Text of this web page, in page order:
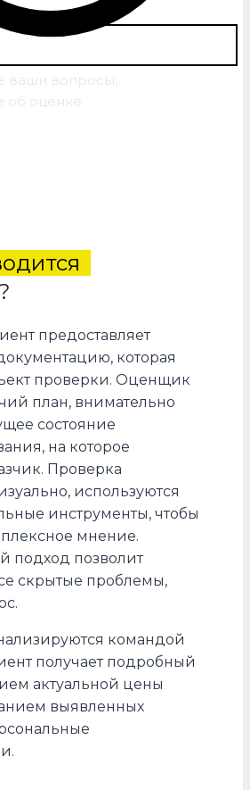
ваши вопросы,
об оценке
предоставляет
которая
проверки. Оценщик
план, внимательно
состояние
на которое
Проверка
используются
инструменты, чтобы
мнение.
подход позволит
скрытые проблемы,
командой
получает подробный
актуальной цены
выявленных